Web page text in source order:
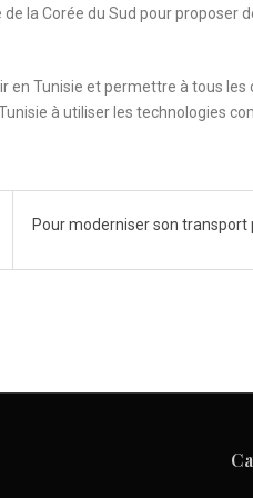
la Corée du Sud pour proposer
en Tunisie et permettre à tous les
à utiliser les technologies
Pour moderniser son transport